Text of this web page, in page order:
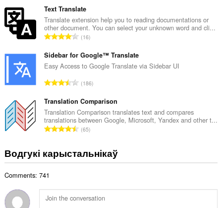
доступ
да
вашых
вакенцаў
прагляду.
ў
:
з
н
а
к
ў
:
Text Translate
Translate extension help you to reading documentations or
other document. You can select your unknown word and cli...
А
з
н
к
ў
:
16
Sidebar for Google™ Translate
Easy Access to Google Translate via Sidebar UI
А
з
н
а
к
ў
:
186
Translation Comparison
Translation Comparison translates text and compares
translations between Google, Microsoft, Yandex and other t...
А
н
а
ў
65
Водгукі карыстальнікаў
Comments: 741